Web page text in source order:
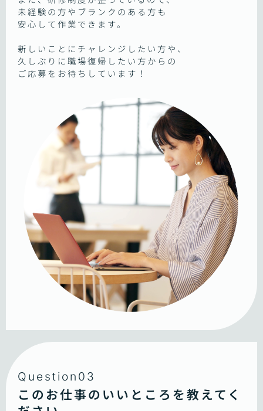
未経験の方やブランクのある方も
安心して作業できます。
新しいことにチャレンジしたい方や、
久しぶりに職場復帰したい方からの
ご応募をお待ちしています！
Question03
このお仕事のいいところを教えてく